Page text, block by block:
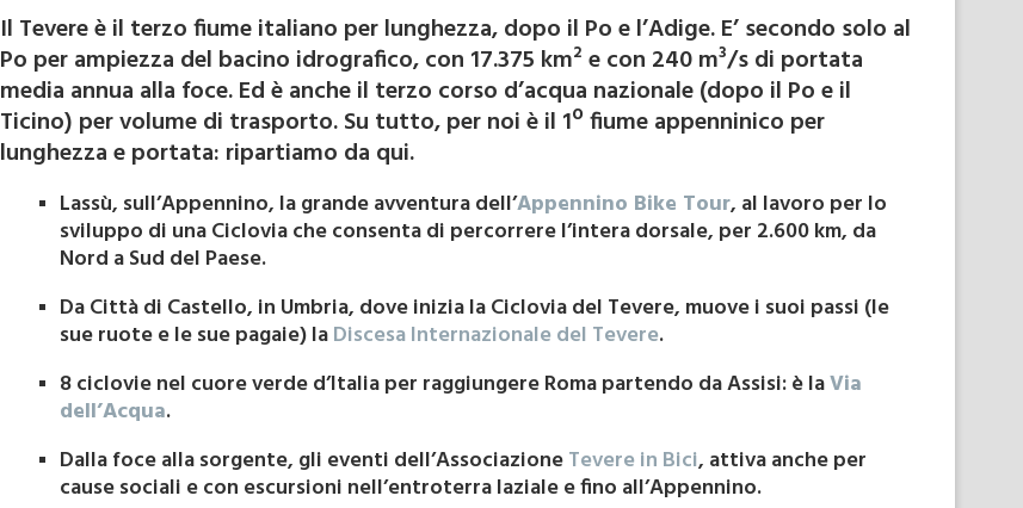
Il Tevere è il terzo fiume italiano per lunghezza, dopo il Po e l’Adige. E’ secondo solo al
Po per ampiezza del bacino idrografico, con 17.375 km² e con 240 m³/s di portata
media annua alla foce. Ed è anche il terzo corso d’acqua nazionale (dopo il Po e il
Ticino) per volume di trasporto. Su tutto, per noi è il 1º fiume appenninico per
lunghezza e portata: ripartiamo da qui.
Lassù, sull’Appennino, la grande avventura dell’Appennino Bike Tour, al lavoro per lo
sviluppo di una Ciclovia che consenta di percorrere l’intera dorsale, per 2.600 km, da
Nord a Sud del Paese.
Da Città di Castello, in Umbria, dove inizia la Ciclovia del Tevere, muove i suoi passi (le
sue ruote e le sue pagaie) laDiscesa Internazionale del Tevere.
8 ciclovie nel cuore verde d’Italia per raggiungere Roma partendo da Assisi: è laVia
dell’Acqua.
Dalla foce alla sorgente, gli eventi dell’AssociazioneTevere in Bici, attiva anche per
cause sociali e con escursioni nell’entroterra laziale e fino all’Appennino.